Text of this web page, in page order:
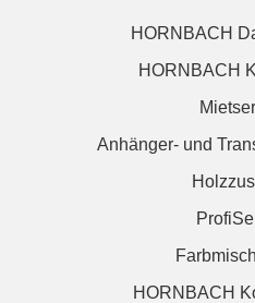
HORNBACH
HORNBACH
Anhänger- und
HORNBACH